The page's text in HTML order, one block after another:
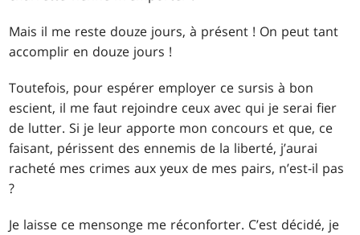
Mais il me reste douze jours, à présent ! On peut tant
accomplir en douze jours !
Toutefois, pour espérer employer ce sursis à bon
escient, il me faut rejoindre ceux avec qui je serai fier
de lutter. Si je leur apporte mon concours et que, ce
faisant, périssent des ennemis de la liberté, j’aurai
racheté mes crimes aux yeux de mes pairs, n’est-il pas
?
Je laisse ce mensonge me réconforter. C’est décidé, je